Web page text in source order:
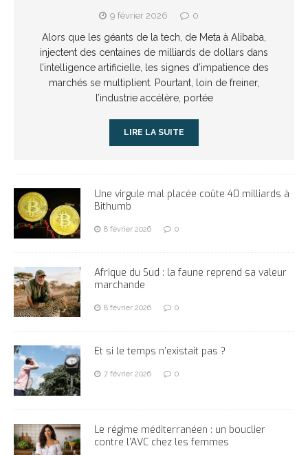
9 février 2026 0
Alors que les géants de la tech, de Meta à Alibaba,
injectent des centaines de milliards de dollars dans
l’intelligence artificielle, les signes d’impatience des
marchés se multiplient. Pourtant, loin de freiner,
l’industrie accélère, portée
LIRE LA SUITE
Une virgule mal placée coûte 40 milliards à
Bithumb
8 février 2026 0
Afrique du Sud : la faune reprend sa valeur
marchande
8 février 2026 0
Et si le temps n’existait pas ?
7 février 2026 0
Le régime méditerranéen : un bouclier
contre l’AVC chez les femmes